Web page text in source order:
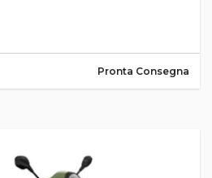
Pronta Consegna